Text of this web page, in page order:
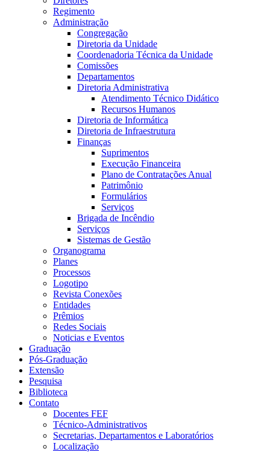
Regimento
Administração
Congregação
Diretoria da Unidade
Coordenadoria Técnica da Unidade
Comissões
Departamentos
Diretoria Administrativa
Atendimento Técnico Didático
Recursos Humanos
Diretoria de Informática
Diretoria de Infraestrutura
Finanças
Suprimentos
Execução Financeira
Plano de Contratações Anual
Patrimônio
Formulários
Serviços
Brigada de Incêndio
Serviços
Sistemas de Gestão
Organograma
Planes
Processos
Logotipo
Revista Conexões
Entidades
Prêmios
Redes Sociais
Noticias e Eventos
Graduação
Pós-Graduação
Extensão
Pesquisa
Biblioteca
Contato
Docentes FEF
Técnico-Administrativos
Secretarias, Departamentos e Laboratórios
Localização